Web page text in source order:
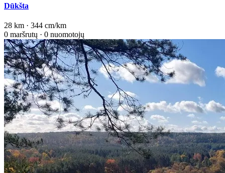
Dūkšta
28 km · 344 cm/km
0 maršrutų · 0 nuomotojų